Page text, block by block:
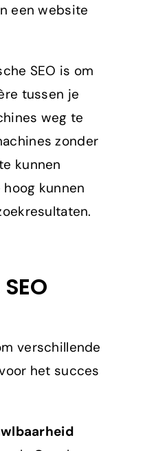
een website
SEO is om
tussen je
weg te
zonder
kunnen
kunnen
verschillende
het succes